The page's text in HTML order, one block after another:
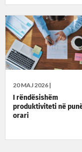
20 MAJ 2026 |
I rëndësishëm
produktiviteti në
orari